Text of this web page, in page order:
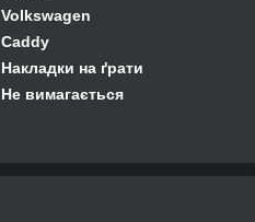
Volkswagen
Caddy
Накладки на ґрати
Не вимагається